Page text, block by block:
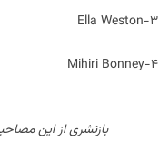
۳-Ella Weston
۴-Mihiri Bonney
بازنشری از این